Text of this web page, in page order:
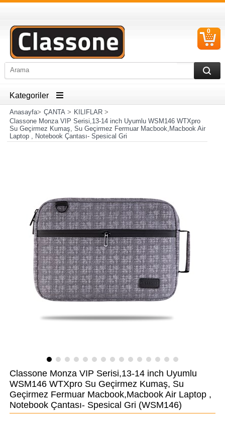
0
Kategoriler
Anasayfa> ÇANTA> KILIFLAR>
Classone Monza VIP Serisi,13-14 inch Uyumlu WSM146 WTXpro
Su Geçirmez Kumaş, Su Geçirmez Fermuar Macbook,Macbook Air
Laptop , Notebook Çantası- Spesical Gri
Classone Monza VIP Serisi,13-14 inch Uyumlu
WSM146 WTXpro Su Geçirmez Kumaş, Su
Geçirmez Fermuar Macbook,Macbook Air Laptop ,
Notebook Çantası- Spesical Gri (WSM146)